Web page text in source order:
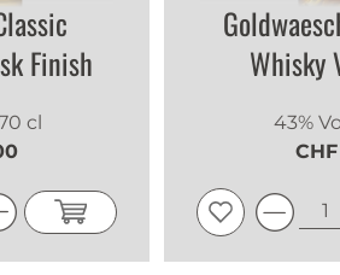
Finish
cl
Whisky
43%